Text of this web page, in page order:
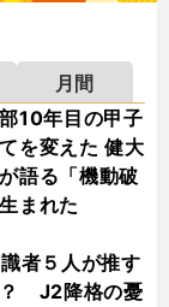
月間
10年目の甲子
を変えた 健大
語る「機動破
まれた
者５人が推す
？ J2降格の憂